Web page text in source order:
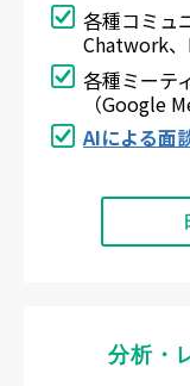
各種コミュ
Chatwork、
各種ミーテ
（Google
AIによる面
分析・